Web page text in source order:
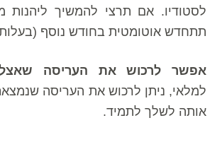
לסטודיו. אם תרצי להמשיך ליהנות
תתחדש אוטומטית בחודש נוסף (בעלות 190
אפשר לרכוש את העריסה
למלאי, ניתן לרכוש את העריסה
אותה לשלך לתמיד.